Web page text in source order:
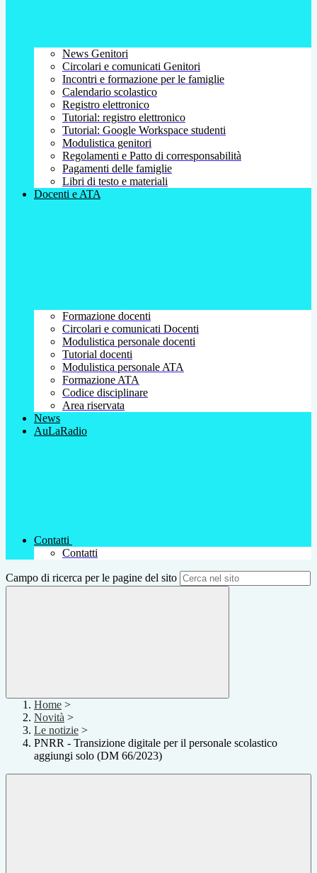
News Genitori
Circolari e comunicati Genitori
Incontri e formazione per le famiglie
Calendario scolastico
Registro elettronico
Tutorial: registro elettronico
Tutorial: Google Workspace studenti
Modulistica genitori
Regolamenti e Patto di corresponsabilità
Pagamenti delle famiglie
Libri di testo e materiali
Docenti e ATA
Formazione docenti
Circolari e comunicati Docenti
Modulistica personale docenti
Tutorial docenti
Modulistica personale ATA
Formazione ATA
Codice disciplinare
Area riservata
News
AuLaRadio
Contatti
Contatti
Campo di ricerca per le pagine del sito
Home >
Novità >
Le notizie >
PNRR - Transizione digitale per il personale scolastico
aggiungi solo (DM 66/2023)